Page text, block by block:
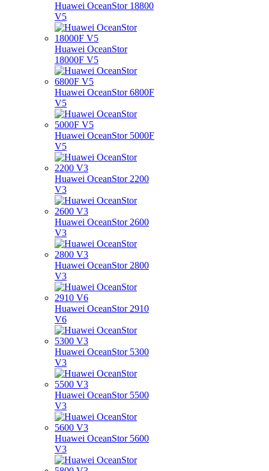
Huawei OceanStor 18800
V5
Huawei OceanStor
18000F V5
Huawei OceanStor 6800F
V5
Huawei OceanStor 5000F
V5
Huawei OceanStor 2200
V3
Huawei OceanStor 2600
V3
Huawei OceanStor 2800
V3
Huawei OceanStor 2910
V6
Huawei OceanStor 5300
V3
Huawei OceanStor 5500
V3
Huawei OceanStor 5600
V3